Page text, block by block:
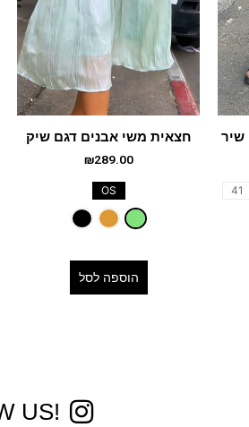
שיר
41
חצאית משי אבנים דגם שיק
₪289.00
OS
הוספה לסל
!FOLLOW US